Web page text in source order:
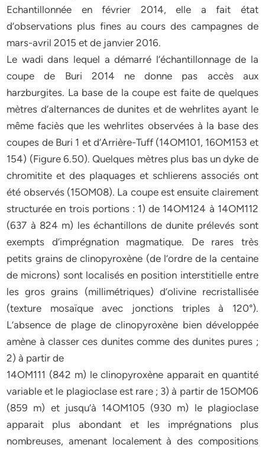
Echantillonnée en février 2014, elle a fait état
d’observations plus fines au cours des campagnes de
mars-avril 2015 et de janvier 2016.
Le wadi dans lequel a démarré l’échantillonnage de la
coupe de Buri 2014 ne donne pas accès aux
harzburgites. La base de la coupe est faite de quelques
mètres d’alternances de dunites et de wehrlites ayant le
même faciès que les wehrlites observées à la base des
coupes de Buri 1 et d’Arrière-Tuff (14OM101, 16OM153 et
154) (Figure 6.50). Quelques mètres plus bas un dyke de
chromitite et des plaquages et schlierens associés ont
été observés (15OM08). La coupe est ensuite clairement
structurée en trois portions : 1) de 14OM124 à 14OM112
(637 à 824 m) les échantillons de dunite prélevés sont
exempts d’imprégnation magmatique. De rares très
petits grains de clinopyroxène (de l’ordre de la centaine
de microns) sont localisés en position interstitielle entre
les gros grains (millimétriques) d’olivine recristallisée
(texture mosaïque avec jonctions triples à 120°).
L’absence de plage de clinopyroxène bien développée
amène à classer ces dunites comme des dunites pures ;
2) à partir de
14OM111 (842 m) le clinopyroxène apparait en quantité
variable et le plagioclase est rare ; 3) à partir de 15OM06
(859 m) et jusqu’à 14OM105 (930 m) le plagioclase
apparait plus abondant et les imprégnations plus
nombreuses, amenant localement à des compositions